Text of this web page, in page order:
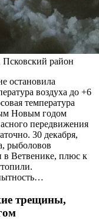
Псковский район
остановила
воздуха до +6
температура
Новым годом
передвижения
30 декабря,
рыболовов
в Ветвенике, плюс к
трещины,